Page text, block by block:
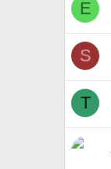
E
S
T